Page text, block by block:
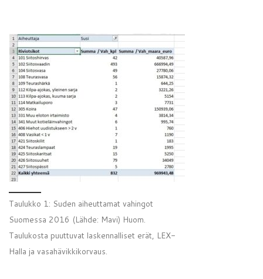
Taulukko 1: Suden aiheuttamat vahingot
Suomessa 2016 (Lähde: Mavi) Huom.
Taulukosta puuttuvat laskennalliset erät, LEX-
Halla ja vasahävikkikorvaus.